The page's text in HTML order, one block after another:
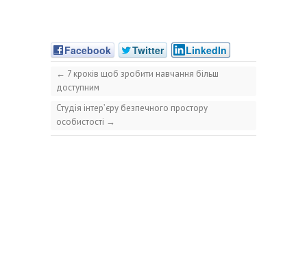
Facebook Twitter LinkedIn
← 7 кроків щоб зробити навчання більш
доступним
Студія інтер’єру безпечного простору
особистості →